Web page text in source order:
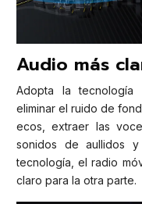
Audio más
Adopta la
eliminar el ruido de
ecos, extraer las
sonidos de aullidos y
tecnología, el radio
claro para la otra parte.